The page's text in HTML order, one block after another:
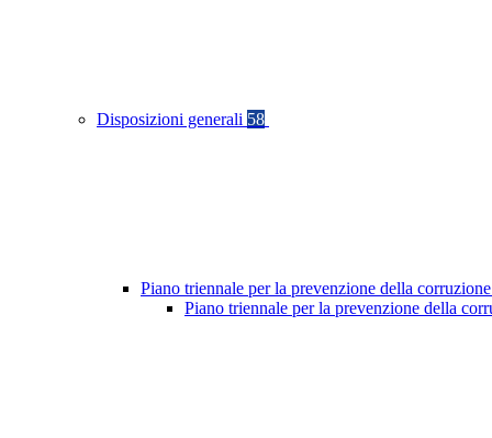
Disposizioni generali 58
Piano triennale per la prevenzione della
Piano triennale per la prevenzione della